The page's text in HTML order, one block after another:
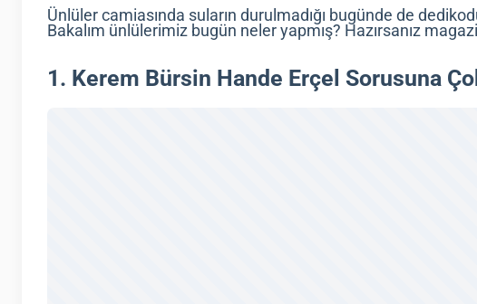
Ünlüler camiasında suların durulmadığı bugünde de
Bakalım ünlülerimiz bugün neler yapmış? Hazırsanız
1. Kerem Bürsin Hande Erçel Sorusuna